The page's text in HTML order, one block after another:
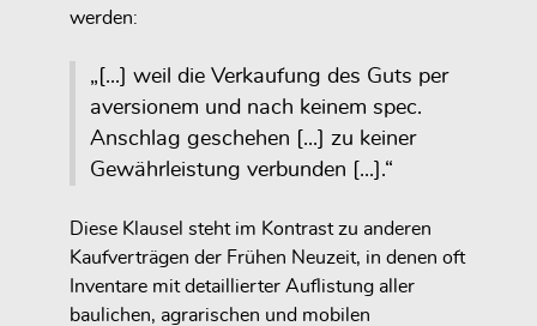
werden:
„[...] weil die Verkaufung des Guts per
aversionem und nach keinem spec.
Anschlag geschehen [...] zu keiner
Gewährleistung verbunden [...].“
Diese Klausel steht im Kontrast zu anderen
Kaufverträgen der Frühen Neuzeit, in denen oft
Inventare mit detaillierter Auflistung aller
baulichen, agrarischen und mobilen